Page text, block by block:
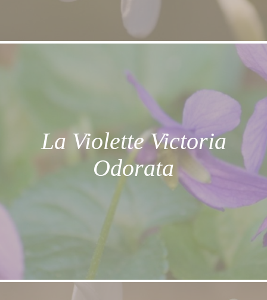
La note de cette plante est verte et poivrée.
La Violette Victoria
Odorata